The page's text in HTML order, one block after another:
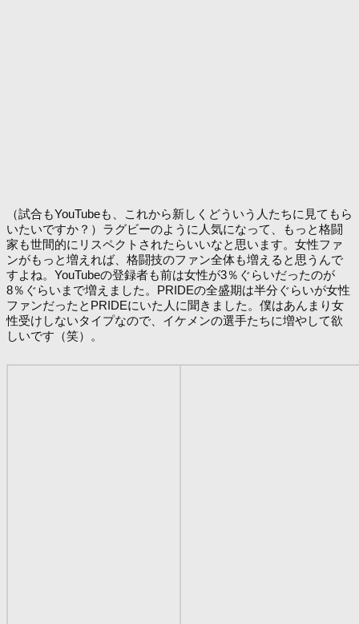
（試合もYouTubeも、これから新しくどういう人たちに見てもら
いたいですか？）ラグビーのように人気になって、もっと格闘
家も世間的にリスペクトされたらいいなと思います。女性ファ
ンがもっと増えれば、格闘技のファン全体も増えると思うんで
すよね。YouTubeの登録者も前は女性が3％ぐらいだったのが
8％ぐらいまで増えました。PRIDEの全盛期は半分ぐらいが女性
ファンだったとPRIDEにいた人に聞きました。僕はあんまり女
性受けしないタイプなので、イケメンの選手たちに増やして欲
しいです（笑）。